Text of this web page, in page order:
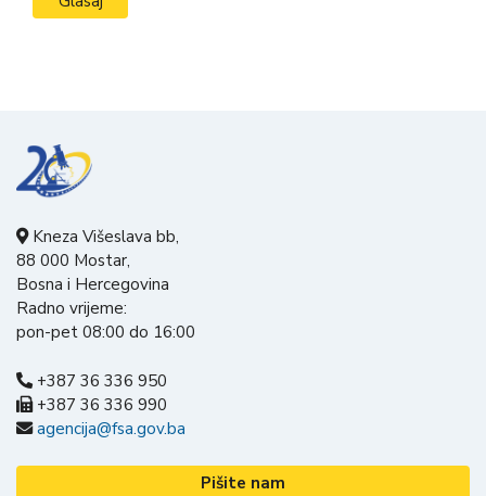
Kneza Višeslava bb,
88 000 Mostar,
Bosna i Hercegovina
Radno vrijeme:
pon-pet 08:00 do 16:00
+387 36 336 950
+387 36 336 990
agencija@fsa.gov.ba
Pišite nam